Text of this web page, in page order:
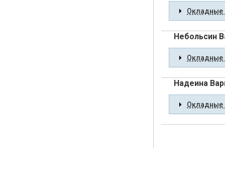
Окладные
Небольсин
Окладные
Надеина
Окладные